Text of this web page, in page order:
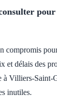
compromis
et délais des
Villiers-Saint-
inutiles.